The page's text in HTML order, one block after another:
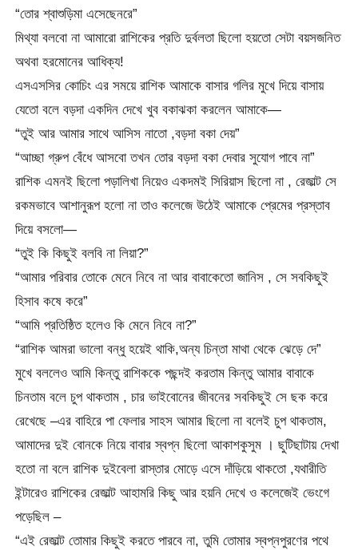
“তোর শ্বাশুড়িমা এসেছেনরে”
মিথ্যা বলবো না আমারো রাশিকের প্রতি দুর্বলতা ছিলো হয়তো সেটা বয়সজনিত
অথবা হরমোনের আধিক্য!
এসএসসির কোচিং এর সময়ে রাশিক আমাকে বাসার গলির মুখে দিয়ে বাসায়
যেতো বলে বড়দা একদিন দেখে খুব বকাঝকা করলেন আমাকে—
“তুই আর আমার সাথে আসিস নাতো ,বড়দা বকা দেয়”
“আচ্ছা গ্রুপ বেঁধে আসবো তখন তোর বড়দা বকা দেবার সুযোগ পাবে না”
রাশিক এমনই ছিলো পড়ালিখা নিয়েও একদমই সিরিয়াস ছিলো না , রেজাল্ট সে
রকমভাবে আশানুরূপ হলো না তাও কলেজে উঠেই আমাকে প্রেমের প্রস্তাব
দিয়ে বসলো—
“তুই কি কিছুই বলবি না লিয়া?”
“আমার পরিবার তোকে মেনে নিবে না আর বাবাকেতো জানিস , সে সবকিছুই
হিসাব কষে করে”
“আমি প্রতিষ্ঠিত হলেও কি মেনে নিবে না?”
“রাশিক আমরা ভালো বন্ধু হয়েই থাকি,অন্য চিন্তা মাথা থেকে ঝেড়ে দে”
মুখে বললেও আমি কিন্তু রাশিককে পছন্দই করতাম কিন্তু আমার বাবাকে
চিনতাম বলে চুপ থাকতাম , চার ভাইবোনের জীবনের সবকিছুই সে ছক করে
রেখেছে –এর বাহিরে পা ফেলার সাহস আমার ছিলো না বলেই চুপ থাকতাম,
আমাদের দুই বোনকে নিয়ে বাবার স্বপ্ন ছিলো আকাশকুসুম । ছুটিছাটায় দেখা
হতো না বলে রাশিক দুইবেলা রাস্তার মোড়ে এসে দাঁড়িয়ে থাকতো ,যথারীতি
ইন্টারেও রাশিকের রেজাল্ট আহামরি কিছু আর হয়নি দেখে ও কলেজেই ভেংগে
পড়েছিল –
“এই রেজাল্ট তোমার কিছুই করতে পারবে না, তুমি তোমার স্বপ্নপুরণের পথে